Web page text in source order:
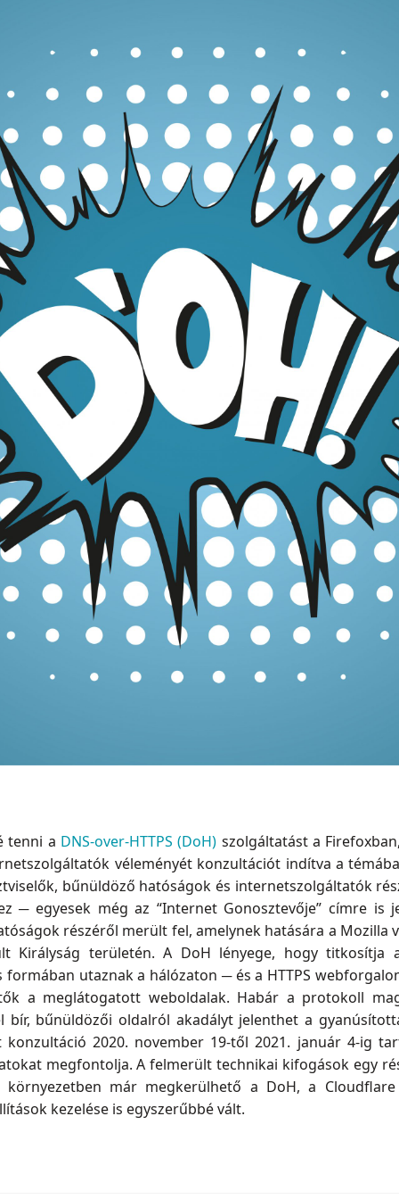
tenni a DNS-over-HTTPS (DoH) szolgáltatást a
véleményét konzultációt indítva a
bűnüldöző hatóságok és internetszolgáltatók
─ egyesek még az “Internet Gonosztevője” címre is
részéről merült fel, amelynek hatására a Mozilla
Királyság területén. A DoH lényege, hogy titkosítja
formában utaznak a hálózaton ─ és a HTTPS
a meglátogatott weboldalak. Habár a protokoll
bír, bűnüldözői oldalról akadályt jelenthet a
konzultáció 2020. november 19-től 2021. január 4-ig
megfontolja. A felmerült technikai kifogások egy
környezetben már megkerülhető a DoH, a
kezelése is egyszerűbbé vált.